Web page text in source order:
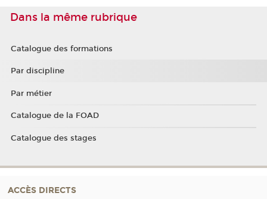
Dans la même rubrique
Catalogue des formations
Par discipline
Par métier
Catalogue de la FOAD
Catalogue des stages
ACCÈS DIRECTS